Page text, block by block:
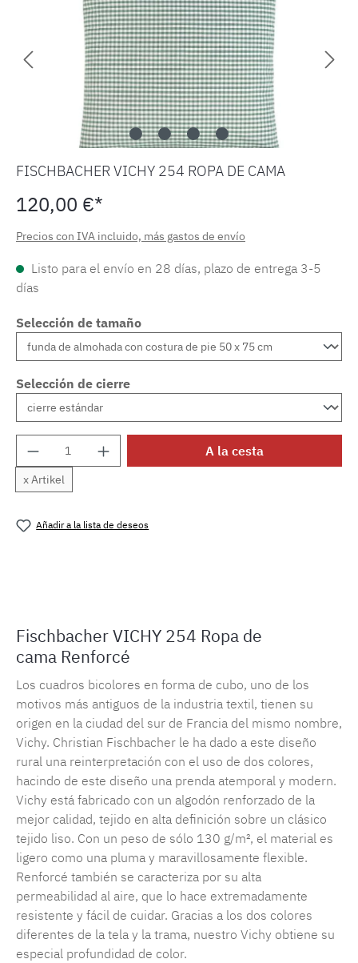
FISCHBACHER VICHY 254 ROPA DE CAMA
120,00 €*
Precios con IVA incluido, más gastos de envío
Listo para el envío en 28 días, plazo de entrega 3-5
días
Selección de tamaño
Selección de cierre
Cantidad del producto: introduce la
x Artikel
A la cesta
Añadir a la lista de deseos
Fischbacher VICHY 254 Ropa de
cama Renforcé
Los cuadros bicolores en forma de cubo, uno de los
motivos más antiguos de la industria textil, tienen su
origen en la ciudad del sur de Francia del mismo nombre,
Vichy. Christian Fischbacher le ha dado a este diseño
rural una reinterpretación con el uso de dos colores,
hacindo de este diseño una prenda atemporal y modern.
Vichy está fabricado con un algodón renforzado de la
mejor calidad, tejido en alta definición sobre un clásico
tejido liso. Con un peso de sólo 130 g/m², el material es
ligero como una pluma y maravillosamente flexible.
Renforcé también se caracteriza por su alta
permeabilidad al aire, que lo hace extremadamente
resistente y fácil de cuidar. Gracias a los dos colores
diferentes de la tela y la trama, nuestro Vichy obtiene su
especial profundidad de color.